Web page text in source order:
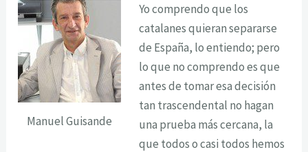
Manuel Guisande
Yo comprendo que los
catalanes quieran separarse
de España, lo entiendo; pero
lo que no comprendo es que
antes de tomar esa decisión
tan trascendental no hagan
una prueba más cercana, la
que todos o casi todos hemos